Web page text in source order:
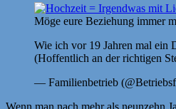
Möge eure Beziehung immer
Wie ich vor 19 Jahren mal ein
(Hoffentlich an der richtigen
— Familienbetrieb
Wenn man nach mehr als neunzehn